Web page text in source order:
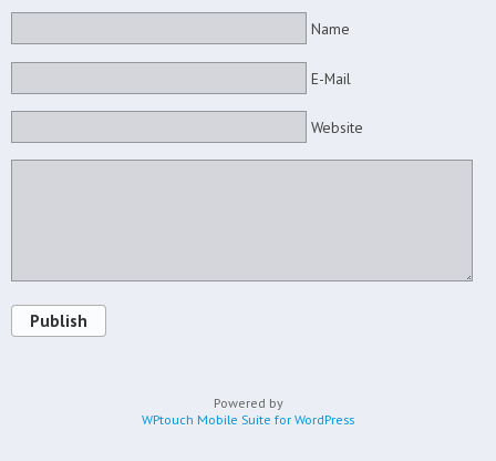
Name
E-Mail
Website
Publish
Powered by
WPtouch Mobile Suite for WordPress